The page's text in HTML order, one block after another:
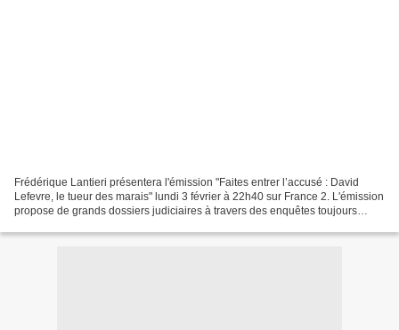
Frédérique Lantieri présentera l'émission "Faites entrer l’accusé : David
Lefevre, le tueur des marais" lundi 3 février à 22h40 sur France 2. L'émission
propose de grands dossiers judiciaires à travers des enquêtes toujours